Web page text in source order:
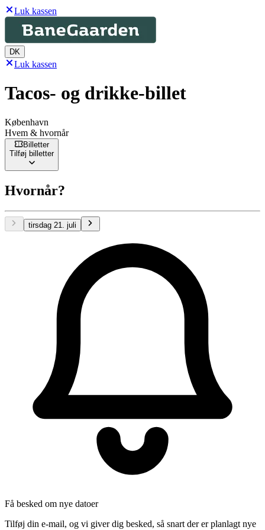
Luk kassen
DK
Luk kassen
Tacos- og drikke-billet
København
Hvem & hvornår
Billetter
Tilføj billetter
Hvornår?
tirsdag 21. juli
Få besked om nye datoer
Tilføj din e-mail, og vi giver dig besked, så snart der er planlagt nye